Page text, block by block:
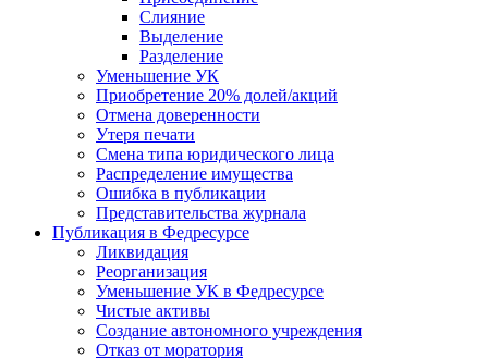
Слияние
Выделение
Разделение
Уменьшение УК
Приобретение 20% долей/акций
Отмена доверенности
Утеря печати
Смена типа юридического лица
Распределение имущества
Ошибка в публикации
Представительства журнала
Публикация в Федресурсе
Ликвидация
Реорганизация
Уменьшение УК в Федресурсе
Чистые активы
Создание автономного учреждения
Отказ от моратория